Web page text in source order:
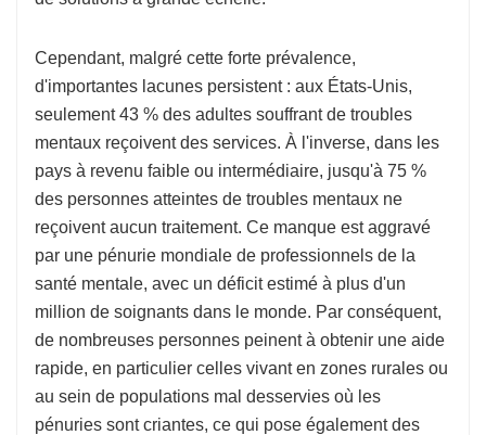
Cependant, malgré cette forte prévalence,
d'importantes lacunes persistent : aux États-Unis,
seulement 43 % des adultes souffrant de troubles
mentaux reçoivent des services. À l'inverse, dans les
pays à revenu faible ou intermédiaire, jusqu'à 75 %
des personnes atteintes de troubles mentaux ne
reçoivent aucun traitement. Ce manque est aggravé
par une pénurie mondiale de professionnels de la
santé mentale, avec un déficit estimé à plus d'un
million de soignants dans le monde. Par conséquent,
de nombreuses personnes peinent à obtenir une aide
rapide, en particulier celles vivant en zones rurales ou
au sein de populations mal desservies où les
pénuries sont criantes, ce qui pose également des